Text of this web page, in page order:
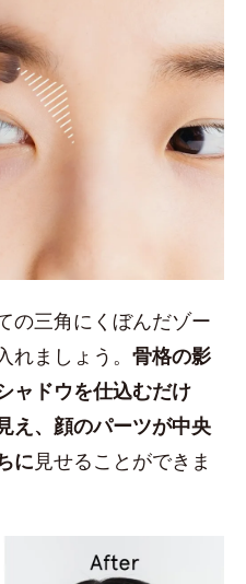
の三角にくぼんだゾー
ましょう。 骨格の影
ャドウを仕込むだけ
え、顔のパーツが中央
に見せることができま